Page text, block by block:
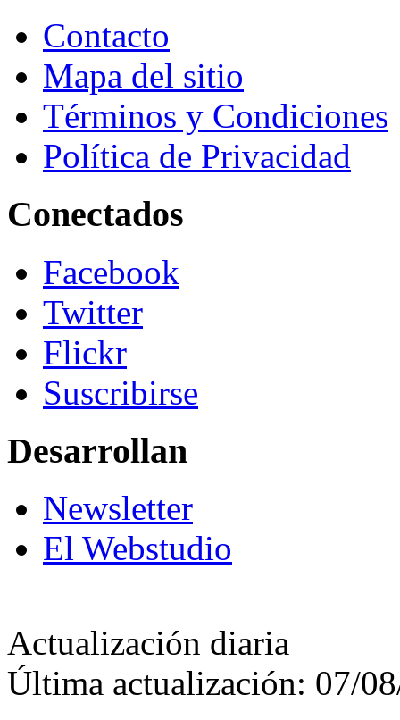
Contacto
Mapa del sitio
Términos y Condiciones
Política de Privacidad
Conectados
Facebook
Twitter
Flickr
Suscribirse
Desarrollan
Newsletter
El Webstudio
Actualización diaria
Última actualización: 07/